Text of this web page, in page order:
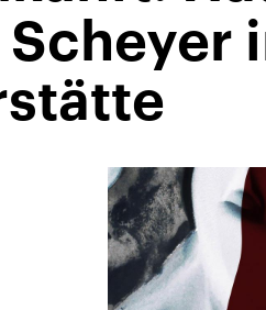
Scheyer